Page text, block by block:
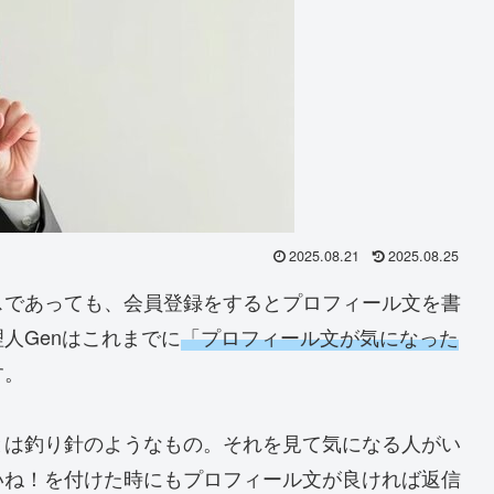
2025.08.21 2025.08.25
あっても、会員登録をするとプロフィール文を書
Genはこれまでに「プロフィール文が気になった
釣り針のようなもの。それを見て気になる人がい
！を付けた時にもプロフィール文が良ければ返信